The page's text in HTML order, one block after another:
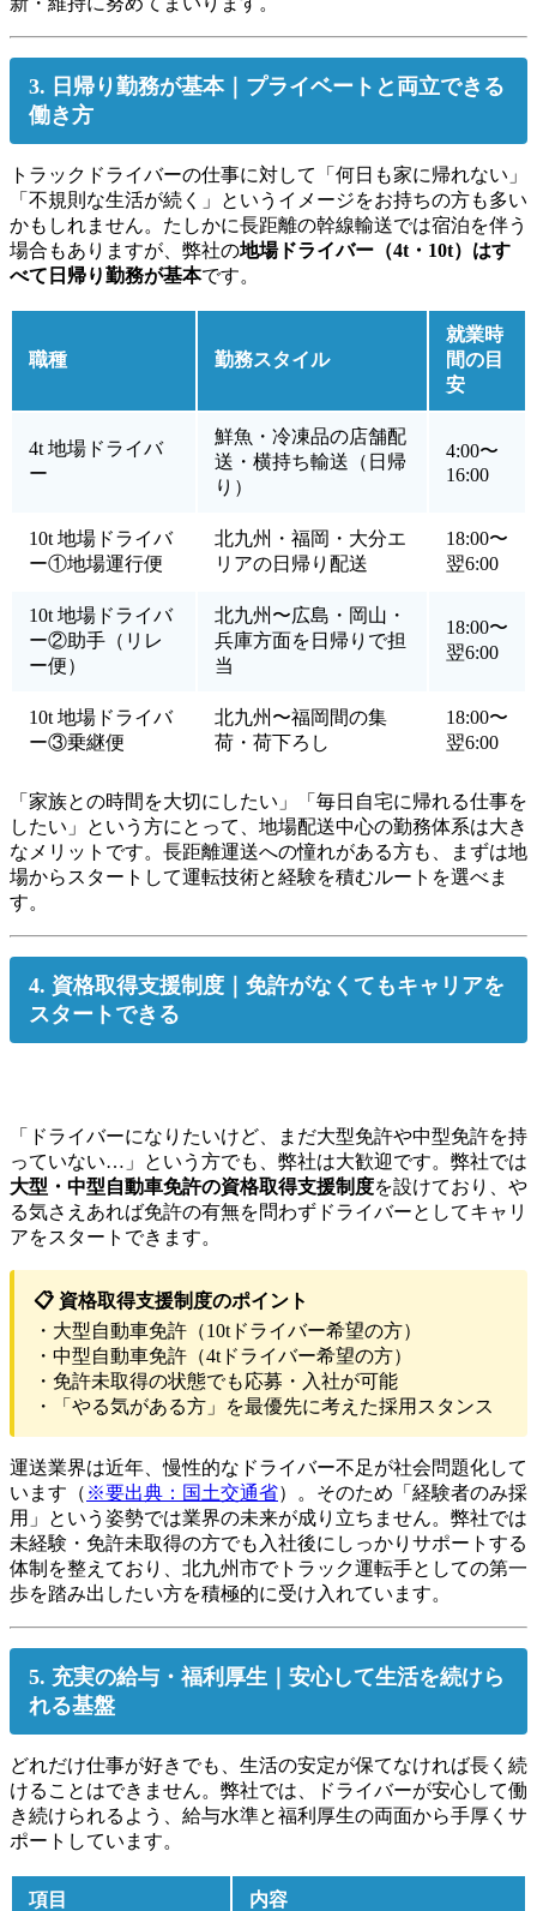
3. 日帰り勤務が基本｜プライベートと両立できる
働き方
トラックドライバーの仕事に対して「何日も家に帰れない」
「不規則な生活が続く」というイメージをお持ちの方も多い
かもしれません。たしかに長距離の幹線輸送では宿泊を伴う
場合もありますが、弊社の地場ドライバー（4t・10t）はす
べて日帰り勤務が基本です。
職種 勤務スタイル
就業時
間の目
安
4t 地場ドライバ
ー
鮮魚・冷凍品の店舗配
送・横持ち輸送（日帰
り）
4:00〜
16:00
10t 地場ドライバ
ー①地場運行便
北九州・福岡・大分エ
リアの日帰り配送
18:00〜
翌6:00
10t 地場ドライバ
ー②助手（リレ
ー便）
北九州〜広島・岡山・
兵庫方面を日帰りで担
当
18:00〜
翌6:00
10t 地場ドライバ
ー③乗継便
北九州〜福岡間の集
荷・荷下ろし
18:00〜
翌6:00
「家族との時間を大切にしたい」「毎日自宅に帰れる仕事を
したい」という方にとって、地場配送中心の勤務体系は大き
なメリットです。長距離運送への憧れがある方も、まずは地
場からスタートして運転技術と経験を積むルートを選べま
す。
4. 資格取得支援制度｜免許がなくてもキャリアを
スタートできる
「ドライバーになりたいけど、まだ大型免許や中型免許を持
っていない…」という方でも、弊社は大歓迎です。弊社では
大型・中型自動車免許の資格取得支援制度を設けており、や
る気さえあれば免許の有無を問わずドライバーとしてキャリ
アをスタートできます。
📋 資格取得支援制度のポイント
・大型自動車免許（10tドライバー希望の方）
・中型自動車免許（4tドライバー希望の方）
・免許未取得の状態でも応募・入社が可能
・「やる気がある方」を最優先に考えた採用スタンス
運送業界は近年、慢性的なドライバー不足が社会問題化して
います（ ※要出典：国土交通省）。そのため「経験者のみ採
用」という姿勢では業界の未来が成り立ちません。弊社では
未経験・免許未取得の方でも入社後にしっかりサポートする
体制を整えており、北九州市でトラック運転手としての第一
歩を踏み出したい方を積極的に受け入れています。
5. 充実の給与・福利厚生｜安心して生活を続けら
れる基盤
どれだけ仕事が好きでも、生活の安定が保てなければ長く続
けることはできません。弊社では、ドライバーが安心して働
き続けられるよう、給与水準と福利厚生の両面から手厚くサ
ポートしています。
項目 内容